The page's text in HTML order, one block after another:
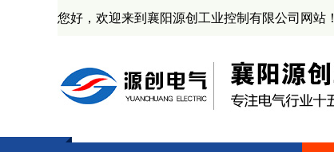
您好，欢迎来到襄阳源创工业控制有限公司网站！